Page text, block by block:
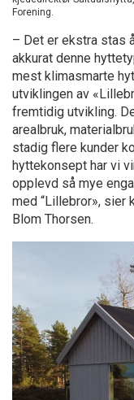
Forening.
– Det er ekstra stas
akkurat denne
mest klimasmarte
utviklingen av
fremtidig utvikling.
arealbruk,
stadig flere kunder
hyttekonsept har vi
opplevd så mye
med “Lillebror», sier
Blom Thorsen.